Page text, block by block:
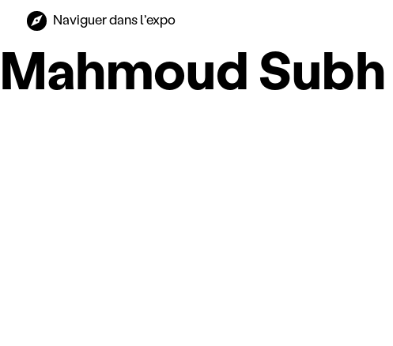
Mahmoud
Naviguer dans l’expo